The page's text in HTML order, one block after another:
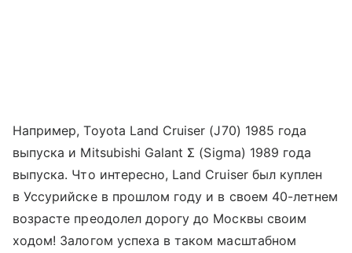
Например, Toyota Land Cruiser (J70) 1985 года
выпуска и Mitsubishi Galant Σ (Sigma) 1989 года
выпуска. Что интересно, Land Cruiser был куплен
в Уссурийске в прошлом году и в своем 40-летнем
возрасте преодолел дорогу до Москвы своим
ходом! Залогом успеха в таком масштабном